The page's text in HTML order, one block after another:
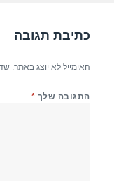
כתיבת תגובה
האימייל לא יוצג באתר.
התגובה שלך *